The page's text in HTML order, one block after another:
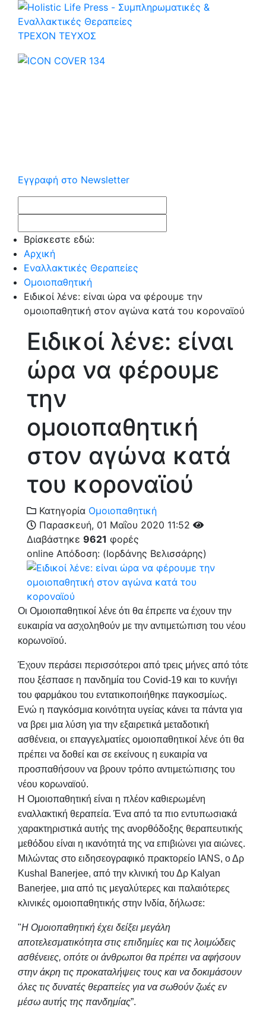
ΤΡΕΧOΝ ΤΕΥΧΟΣ
Εγγραφή στο Newsletter
Βρίσκεστε εδώ:
Αρχική
Εναλλακτικές Θεραπείες
Ομοιοπαθητική
Ειδικοί λένε: είναι ώρα να φέρουμε την
ομοιοπαθητική στον αγώνα κατά του κοροναϊού
Ειδικοί λένε: είναι
ώρα να φέρουμε
την
ομοιοπαθητική
στον αγώνα κατά
του κοροναϊού
Κατηγορία Ομοιοπαθητική
Παρασκευή, 01 Μαΐου 2020 11:52
Διαβάστηκε 9621 φορές
online Απόδοση: (Ιορδάνης Βελισσάρης)
Οι Ομοιοπαθητικοί λένε ότι θα έπρεπε να έχουν την
ευκαιρία να ασχοληθούν με την αντιμετώπιση του νέου
κορωνοϊού.
Έχουν περάσει περισσότεροι από τρεις μήνες από τότε
που ξέσπασε η πανδημία του Covid-19 και το κυνήγι
του φαρμάκου του εντατικοποιήθηκε παγκοσμίως.
Ενώ η παγκόσμια κοινότητα υγείας κάνει τα πάντα για
να βρει μια λύση για την εξαιρετικά μεταδοτική
ασθένεια, οι επαγγελματίες ομοιοπαθητικοί λένε ότι θα
πρέπει να δοθεί και σε εκείνους η ευκαιρία να
προσπαθήσουν να βρουν τρόπο αντιμετώπισης του
νέου κορωναϊού.
Η Ομοιοπαθητική είναι η πλέον καθιερωμένη
εναλλακτική θεραπεία. Ένα από τα πιο εντυπωσιακά
χαρακτηριστικά αυτής της ανορθόδοξης θεραπευτικής
μεθόδου είναι η ικανότητά της να επιβιώνει για αιώνες.
Μιλώντας στο ειδησεογραφικό πρακτορείο IANS, ο Δρ
Kushal Banerjee, από την κλινική του Δρ Kalyan
Banerjee, μια από τις μεγαλύτερες και παλαιότερες
κλινικές ομοιοπαθητικής στην Ινδία, δήλωσε:
"Η Ομοιοπαθητική έχει δείξει μεγάλη
αποτελεσματικότητα στις επιδημίες και τις λοιμώδεις
ασθένειες, οπότε οι άνθρωποι θα πρέπει να αφήσουν
στην άκρη τις προκαταλήψεις τους και να δοκιμάσουν
όλες τις δυνατές θεραπείες για να σωθούν ζωές εν
μέσω αυτής της πανδημίας”.